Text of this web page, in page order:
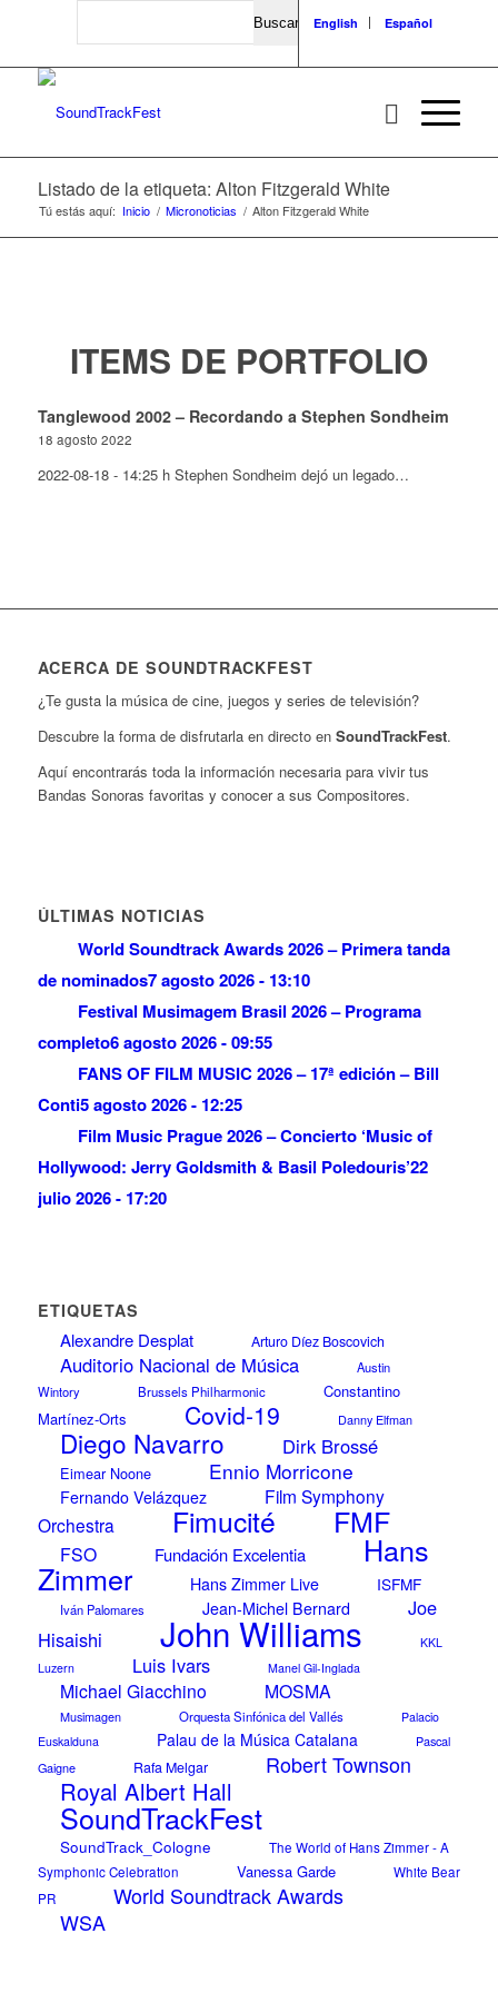
Search
English Español
Listado de la etiqueta: Alton Fitzgerald White
Tú estás aquí: Inicio / Micronoticias / Alton Fitzgerald White
ITEMS DE PORTFOLIO
Tanglewood 2002 – Recordando a Stephen Sondheim
18 agosto 2022
2022-08-18 - 14:25 h Stephen Sondheim dejó un legado…
ACERCA DE SOUNDTRACKFEST
¿Te gusta la música de cine, juegos y series de televisión?
Descubre la forma de disfrutarla en directo en SoundTrackFest.
Aquí encontrarás toda la información necesaria para vivir tus
Bandas Sonoras favoritas y conocer a sus Compositores.
ÚLTIMAS NOTICIAS
World Soundtrack Awards 2026 – Primera tanda
de nominados7 agosto 2026 - 13:10
Festival Musimagem Brasil 2026 – Programa
completo6 agosto 2026 - 09:55
FANS OF FILM MUSIC 2026 – 17ª edición – Bill
Conti5 agosto 2026 - 12:25
Film Music Prague 2026 – Concierto ‘Music of
Hollywood: Jerry Goldsmith & Basil Poledouris’22
julio 2026 - 17:20
ETIQUETAS
Alexandre Desplat Arturo Díez Boscovich
Auditorio Nacional de Música
Austin
Wintory
Brussels Philharmonic
Constantino
Martínez-Orts
Covid-19 Danny Elfman
Diego Navarro Dirk Brossé
Eimear Noone Ennio Morricone
Fernando Velázquez
Film Symphony
Orchestra
Fimucité FMF
FSO Fundación Excelentia Hans
Zimmer Hans Zimmer Live ISFMF
Iván Palomares Jean-Michel Bernard
Joe
Hisaishi
John Williams
KKL
Luzern
Luis Ivars Manel Gil-Inglada
Michael Giacchino MOSMA
Musimagen Orquesta Sinfónica del Vallés
Palacio
Euskalduna
Palau de la Música Catalana
Pascal
Gaigne
Rafa Melgar Robert Townson
Royal Albert Hall
SoundTrackFest
SoundTrack_Cologne
The World of Hans Zimmer - A
Symphonic Celebration
Vanessa Garde
White Bear
PR
World Soundtrack Awards
WSA